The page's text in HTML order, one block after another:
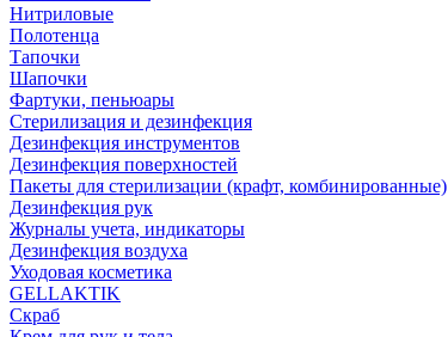
Нитриловые
Полотенца
Тапочки
Шапочки
Фартуки, пеньюары
Стерилизация и дезинфекция
Дезинфекция инструментов
Дезинфекция поверхностей
Пакеты для стерилизации (крафт, комбинированные)
Дезинфекция рук
Журналы учета, индикаторы
Дезинфекция воздуха
Уходовая косметика
GELLAKTIK
Скраб